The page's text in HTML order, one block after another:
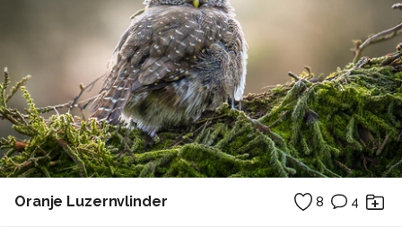
Oranje Luzernvlinder 8 4